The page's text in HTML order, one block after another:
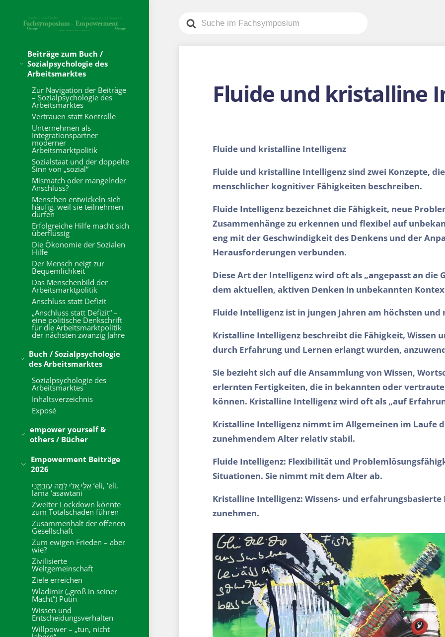
Beiträge zum Buch /
Sozialpsychologie des
Arbeitsmarktes
Zur Navigation der Beiträge
– Sozialpsychologie des
Arbeitsmarktes
Vertrauen statt Kontrolle
Unternehmen als
Integrationspartner
moderner
Arbeitsmarktpolitik
Sozialstaat und der doppelte
Sinn von „sozial“
Mismatch oder mangelnder
Anschluss?
Menschen entwickeln sich
häufig, weil sie teilnehmen
dürfen
Erfolgreiche Hilfe macht sich
überflüssig
Die Ökonomie der Sozialen
Hilfe
Der Mensch neigt zur
Bequemlichkeit
Das Menschenbild der
Arbeitsmarktpolitik
Anschluss statt Defizit
„Anschluss statt Defizit“ –
eine politische Denkschrift
für die Arbeitsmarktpolitik
der nächsten zwanzig Jahre
Buch / Sozialpsychologie
des Arbeitsmarktes
Sozialpsychologie des
Arbeitsmarktes
Inhaltsverzeichnis
Exposé
empower yourself &
others / Bücher
Empowerment Beiträge
2026
אֵלִ֣י אֵ֭לִי לָמָ֣ה עֲזַבְתָּ֑נִי ’eli, ’eli,
lama ‘asawtani
Zweiter Lockdown könnte
zum Totalschaden führen
Zusammenhalt der offenen
Gesellschaft
Zum ewigen Frieden – aber
wie?
Zivilisierte
Weltgemeinschaft
Ziele erreichen
Wladimir („groß in seiner
Macht“) Putin
Wissen und
Entscheidungsverhalten
Willpower – „tun, nicht
Search
For
Fluide und kristalline
Fluide und kristalline Intelligenz
Fluide und kristalline Intelligenz sind zwei Konzepte,
menschlicher kognitiver Fähigkeiten beschreiben.
Fluide Intelligenz bezeichnet die Fähigkeit, neue
Zusammenhänge zu erkennen und flexibel auf
eng mit der Geschwindigkeit des Denkens und der
Herausforderungen verbunden.
Diese Art der Intelligenz wird oft als „angepasst an die
dem aktuellen, aktiven Denken in unbekannten
Fluide Intelligenz ist in jungen Jahren am höchsten
Kristalline Intelligenz beschreibt die Fähigkeit, Wissen
durch Erfahrung und Lernen erlangt wurden,
Sie bezieht sich auf die Ansammlung von Wissen,
erlernten Fertigkeiten, die in bekannten oder
können. Kristalline Intelligenz wird oft als „auf
Kristalline Intelligenz nimmt im Allgemeinen im Laufe
zunehmendem Alter relativ stabil.
Fluide Intelligenz: Flexibilität und
Situationen. Sie nimmt mit dem Alter ab.
Kristalline Intelligenz: Wissens- und
zunehmen.